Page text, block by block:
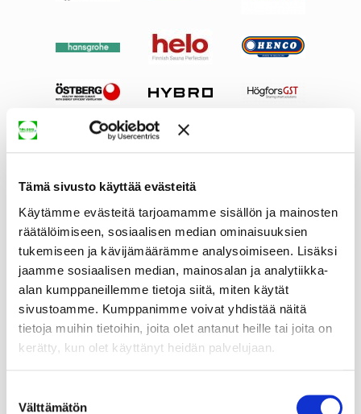
Tämä sivusto käyttää evästeitä
Käytämme evästeitä tarjoamamme sisällön ja mainosten
räätälöimiseen, sosiaalisen median ominaisuuksien
tukemiseen ja kävijämäärämme analysoimiseen. Lisäksi
jaamme sosiaalisen median, mainosalan ja analytiikka-
alan kumppaneillemme tietoja siitä, miten käytät
sivustoamme. Kumppanimme voivat yhdistää näitä
tietoja muihin tietoihin, joita olet antanut heille tai joita on
kerätty, kun olet käyttänyt heidän palvelujaan.
valinta
Välttämätön